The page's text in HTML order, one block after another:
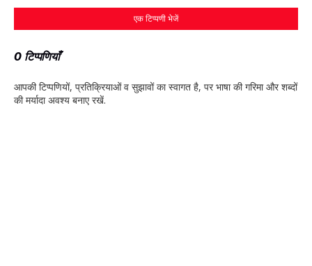
एक टिप्पणी भेजें
0 टिप्पणियाँ
आपकी टिप्‍पणियों, प्रतिक्रियाओं व सुझावों का स्‍वागत है, पर भाषा की गरिमा और शब्‍दों
की मर्यादा अवश्‍य बनाए रखें.